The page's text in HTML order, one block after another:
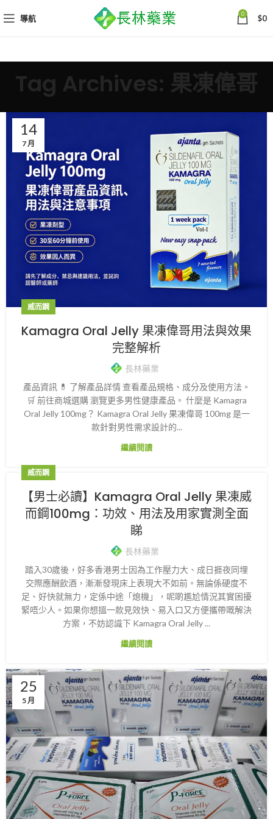
導航 0 $0
Tag Archives: 果凍偉哥
14
7 月
威而鋼
Kamagra Oral Jelly 果凍偉哥用法與效果
完整解析
長林藥業
產品資訊 💊 了解產品詳情 查看產品規格、成分及使用方法。
🛒 前往商城選購 瀏覽更多男性健康產品。 什麼是 Kamagra
Oral Jelly 100mg？ Kamagra Oral Jelly 果凍偉哥 100mg 是一
款針對男性需求設計的...
繼續閱讀
威而鋼
【男士必讀】Kamagra Oral Jelly 果凍威
而鋼100mg：功效、用法及用家實測全面
睇
長林藥業
踏入30歲後，好多香港男士因為工作壓力大、成日捱夜同埋
交際應酬飲酒，漸漸發現床上表現大不如前。無論係硬度不
足、好快就無力，定係中途「熄機」，呢啲尷尬情況其實困擾
緊唔少人。如果你想搵一款見效快、易入口又方便攜帶嘅解決
方案，不妨認識下 Kamagra Oral Jelly ...
繼續閱讀
25
5 月